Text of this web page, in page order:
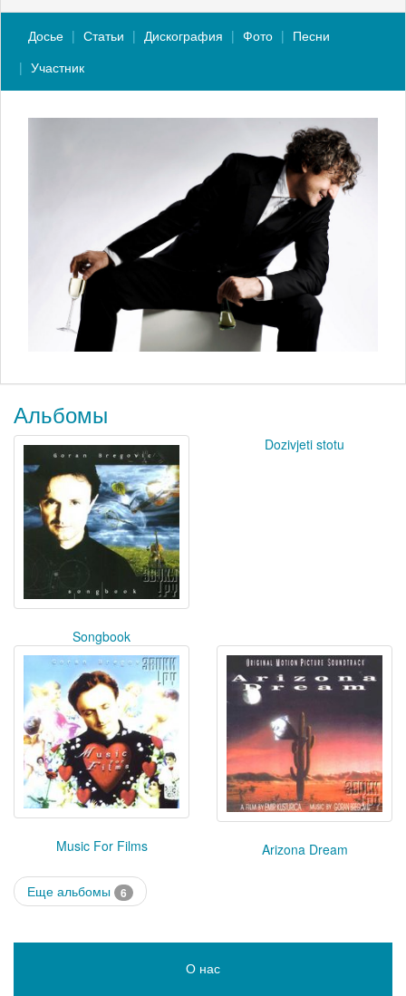
Досье Статьи Дискография Фото
Песни
Участник
Альбомы
Songbook
Dozivjeti stotu
Music For Films Arizona Dream
Еще альбомы 6
О нас